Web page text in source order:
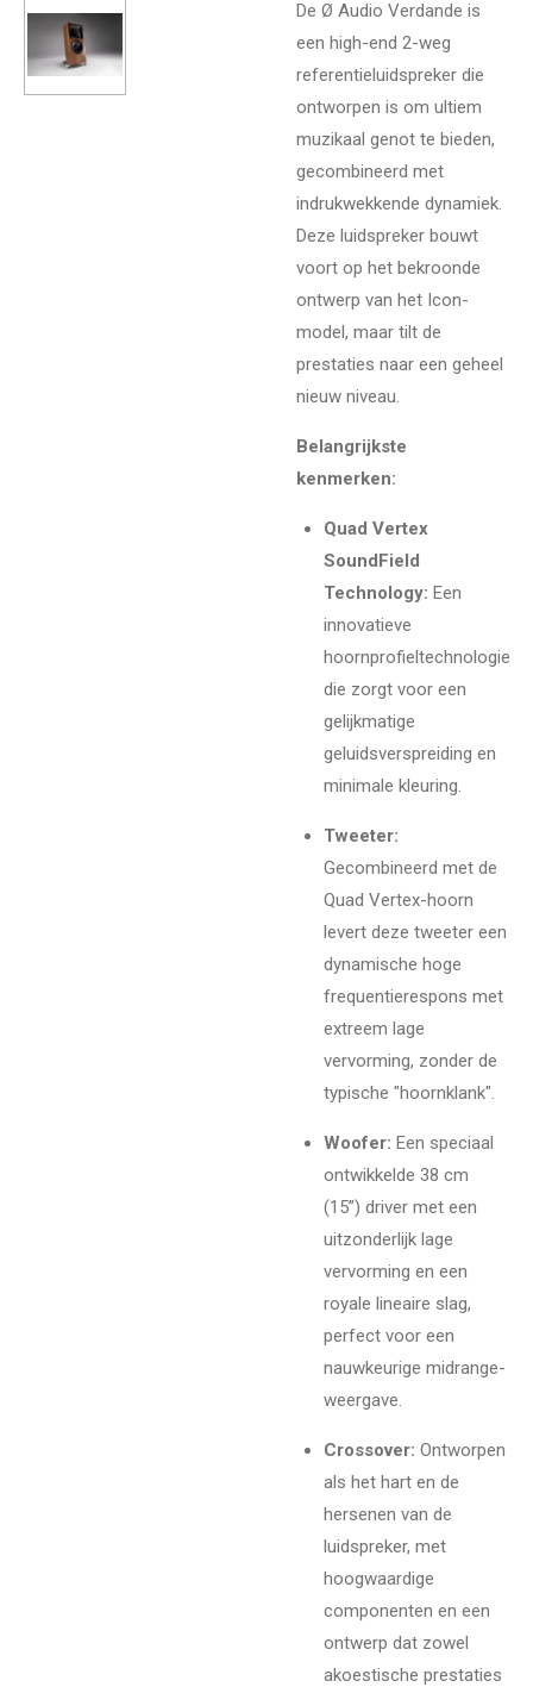
De Ø Audio Verdande is
een high-end 2-weg
referentieluidspreker die
ontworpen is om ultiem
muzikaal genot te bieden,
gecombineerd met
indrukwekkende dynamiek.
Deze luidspreker bouwt
voort op het bekroonde
ontwerp van het Icon-
model, maar tilt de
prestaties naar een geheel
nieuw niveau.
Belangrijkste
kenmerken:
Quad Vertex
SoundField
Technology: Een
innovatieve
hoornprofieltechnologie
die zorgt voor een
gelijkmatige
geluidsverspreiding en
minimale kleuring.
Tweeter:
Gecombineerd met de
Quad Vertex-hoorn
levert deze tweeter een
dynamische hoge
frequentierespons met
extreem lage
vervorming, zonder de
typische "hoornklank".
Woofer: Een speciaal
ontwikkelde 38 cm
(15”) driver met een
uitzonderlijk lage
vervorming en een
royale lineaire slag,
perfect voor een
nauwkeurige midrange-
weergave.
Crossover: Ontworpen
als het hart en de
hersenen van de
luidspreker, met
hoogwaardige
componenten en een
ontwerp dat zowel
akoestische prestaties